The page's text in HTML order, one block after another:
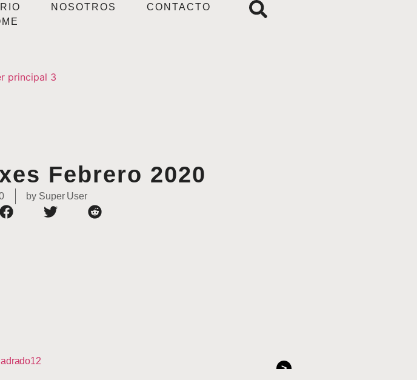
NOSOTROS
CONTACTO
Febrero 2020
by Super User
>